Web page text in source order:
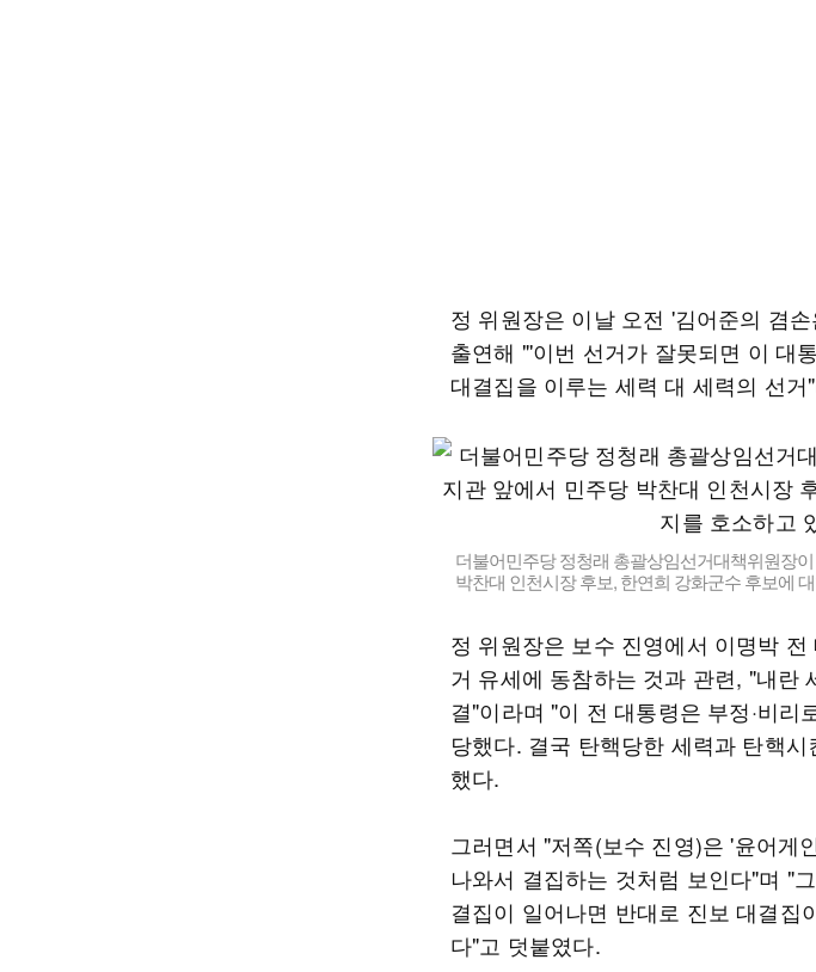
정 위원장은 이날 오전 '김어준의 겸
출연해 "'이번 선거가 잘못되면 이 대
대결집을 이루는 세력 대 세력의 선
더불어민주당 정청래 총괄상임선거대책위원장
박찬대 인천시장 후보, 한연희 강화군수 후보에
정 위원장은 보수 진영에서 이명박
거 유세에 동참하는 것과 관련, "내란
결"이라며 "이 전 대통령은 부정·비리
당했다. 결국 탄핵당한 세력과 탄핵
했다.
그러면서 "저쪽(보수 진영)은 '윤어게
나와서 결집하는 것처럼 보인다"며 "
결집이 일어나면 반대로 진보 대결집
다"고 덧붙였다.